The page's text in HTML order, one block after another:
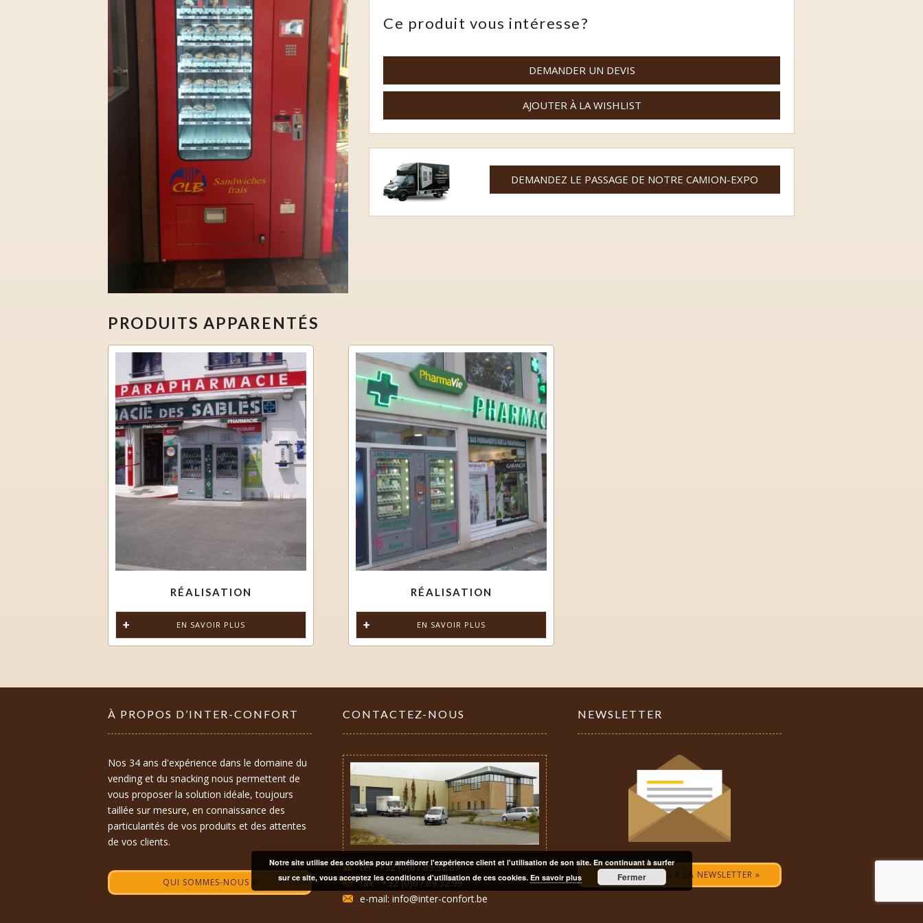
Parapharmacie sportive
Produits laitiers
Surgelés
Systèmes de paiements
Ce produit vous intéresse?
DEMANDER UN DEVIS
AJOUTER À LA WISHLIST
DEMANDEZ LE PASSAGE DE NOTRE CAMION-EXPO
PRODUITS APPARENTÉS
RÉALISATION
EN SAVOIR PLUS
RÉALISATION
EN SAVOIR PLUS
À PROPOS D’INTER-CONFORT
Nos 34 ans d'expérience dans le domaine du
vending et du snacking nous permettent de
vous proposer la solution idéale, toujours
taillée sur mesure, en connaissance des
particularités de vos produits et des attentes
de vos clients.
QUI SOMMES-NOUS »
CONTACTEZ-NOUS
tel : +32 (0)67.89.32.89
fax : +32 (0)67.89.32.99
e-mail: info@inter-confort.be
NEWSLETTER
INSCRIVEZ-VOUS À LA NEWSLETTER »
Notre site utilise des cookies pour améliorer l'expérience client et l'utilisation de son site. En continuant à surfer
sur ce site, vous acceptez les conditions d'utilisation de ces cookies. En savoir plus Fermer